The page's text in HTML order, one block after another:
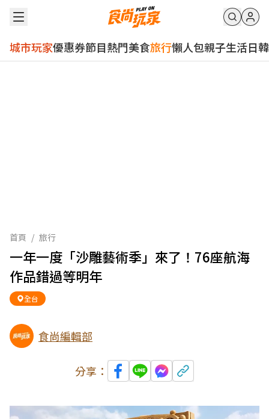
城市玩家優惠券節目熱門美食旅行懶人包親子生活日韓
首頁 / 旅行
一年一度「沙雕藝術季」來了！76座航海
作品錯過等明年
全台
食尚編輯部
分享：